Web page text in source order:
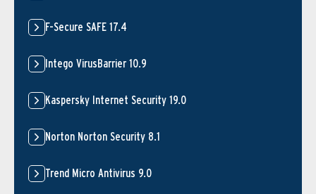
F-Secure SAFE 17.4
Intego VirusBarrier 10.9
Kaspersky Internet Security 19.0
Norton Norton Security 8.1
Trend Micro Antivirus 9.0